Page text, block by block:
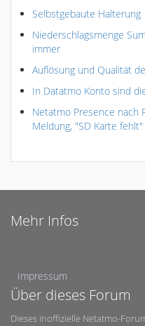
Selbstgebaute Halterung
Niederschlagsmenge
immer
Auflösung und Qualität
In Datatmo Konto sind
Netatmo Presence nach
Meldung, "SD Karte fehlt"
Mehr Infos
Impressum
Über dieses Forum
Dieses inoffizielle Netatmo-